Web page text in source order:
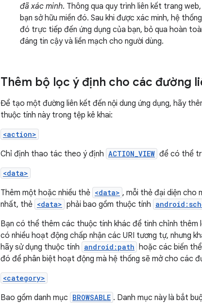
đã xác minh. Thông qua quy trình liên kết trang
bạn sở hữu miền đó. Sau khi được xác minh, hệ
đó trực tiếp đến ứng dụng của bạn, bỏ qua hoàn
đáng tin cậy và liền mạch cho người dùng.
Thêm bộ lọc ý định cho các đường
Để tạo một đường liên kết đến nội dung ứng dụng, hãy
thuộc tính này trong tệp kê khai:
<action>
Chỉ định thao tác theo ý định ACTION_VIEW để có thể
<data>
Thêm một hoặc nhiều thẻ <data> , mỗi thẻ đại diện cho
nhất, thẻ <data> phải bao gồm thuộc tính
Bạn có thể thêm các thuộc tính khác để tinh chỉnh thêm
có nhiều hoạt động chấp nhận các URI tương tự, nhưng
hãy sử dụng thuộc tính android:path hoặc các biến thể
đó để phân biệt hoạt động mà hệ thống sẽ mở cho các
<category>
Bao gồm danh mục BROWSABLE . Danh mục này là bắt